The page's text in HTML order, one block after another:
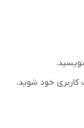
کاربری خود شوید.